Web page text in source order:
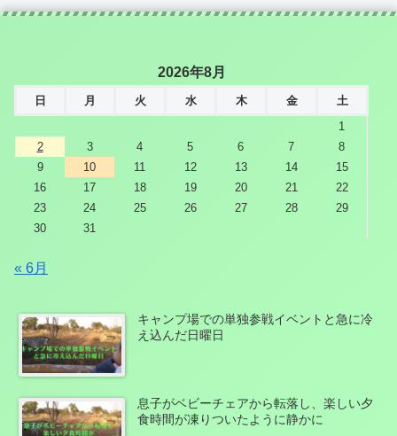
2026年8月
日 月 火 水 木 金
土
1
2
3 4 5 6 7
8
9
10 11 12 13 14
15
16
17 18 19 20 21
22
23
24 25 26 27 28
29
30
31
« 6月
キャンプ場での単独参戦イベントと急に冷
え込んだ日曜日
息子がベビーチェアから転落し、楽しい夕
食時間が凍りついたように静かに